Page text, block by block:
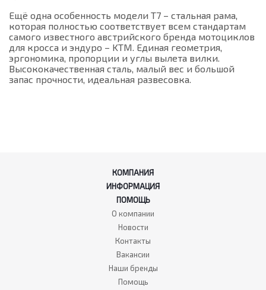
Ещё одна особенность модели Т7 – стальная рама,
которая полностью соответствует всем стандартам
самого известного австрийского бренда мотоциклов
для кросса и эндуро – KTM. Единая геометрия,
эргономика, пропорции и углы вылета вилки.
Высококачественная сталь, малый вес и большой
запас прочности, идеальная развесовка.
КОМПАНИЯ
ИНФОРМАЦИЯ
ПОМОЩЬ
О компании
Новости
Контакты
Вакансии
Наши бренды
Помощь